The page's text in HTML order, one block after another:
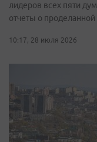
лидеров всех пяти
отчеты о проделанной
10:17, 28 июля 2026